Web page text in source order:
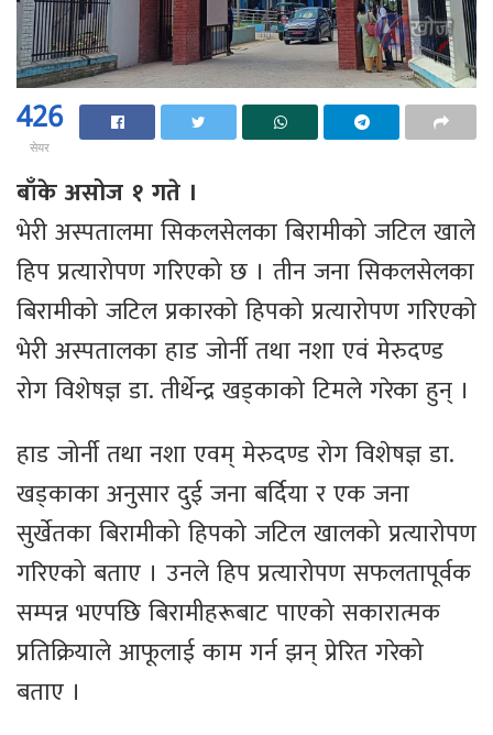
426
सेयर
बाँके असोज १ गते ।
भेरी अस्पतालमा सिकलसेलका बिरामीको जटिल खाले
हिप प्रत्यारोपण गरिएको छ । तीन जना सिकलसेलका
बिरामीको जटिल प्रकारको हिपको प्रत्यारोपण गरिएको
भेरी अस्पतालका हाड जोर्नी तथा नशा एवं मेरुदण्ड
रोग विशेषज्ञ डा. तीर्थेन्द्र खड्काको टिमले गरेका हुन् ।
हाड जोर्नी तथा नशा एवम् मेरुदण्ड रोग विशेषज्ञ डा.
खड्काका अनुसार दुई जना बर्दिया र एक जना
सुर्खेतका बिरामीको हिपको जटिल खालको प्रत्यारोपण
गरिएको बताए । उनले हिप प्रत्यारोपण सफलतापूर्वक
सम्पन्न भएपछि बिरामीहरूबाट पाएको सकारात्मक
प्रतिक्रियाले आफूलाई काम गर्न झन् प्रेरित गरेको
बताए ।